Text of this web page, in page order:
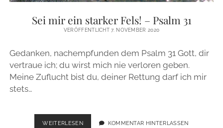
Sei mir ein starker Fels! – Psalm 31
VERÖFFENTLICHT 7. NOVEMBER 2020
Gedanken, nachempfunden dem Psalm 31 Gott, dir
vertraue ich; du wirst mich nie verloren geben.
Meine Zuflucht bist du, deiner Rettung darf ich mir
stets…
WEITERLESENSEI
KOMMENTAR HINTERLASSEN